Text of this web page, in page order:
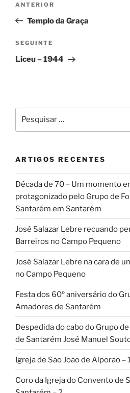
artigos
Conteúdo
anterior
ANTERIOR
Templo da Graça
Conteúdo
seguinte
SEGUINTE
Liceu – 1944
por:
ARTIGOS RECENTES
Década de 70 – Um momento
protagonizado pelo Grupo de
Santarém em Santarém
José Salazar Lebre recuando
Barreiros no Campo Pequeno
José Salazar Lebre na cara de
no Campo Pequeno
Festa dos 60º aniversário do
Amadores de Santarém
Despedida do cabo do Grupo
de Santarém José Manuel
Igreja de São João de Alporão –
Coro da Igreja do Convento de